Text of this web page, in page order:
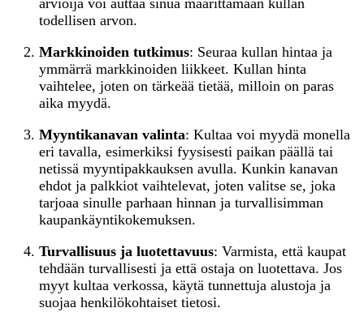
arvioija voi auttaa sinua määrittämään kullan
todellisen arvon.
Markkinoiden tutkimus: Seuraa kullan hintaa ja
ymmärrä markkinoiden liikkeet. Kullan hinta
vaihtelee, joten on tärkeää tietää, milloin on paras
aika myydä.
Myyntikanavan valinta: Kultaa voi myydä monella
eri tavalla, esimerkiksi fyysisesti paikan päällä tai
netissä myyntipakkauksen avulla. Kunkin kanavan
ehdot ja palkkiot vaihtelevat, joten valitse se, joka
tarjoaa sinulle parhaan hinnan ja turvallisimman
kaupankäyntikokemuksen.
Turvallisuus ja luotettavuus: Varmista, että kaupat
tehdään turvallisesti ja että ostaja on luotettava. Jos
myyt kultaa verkossa, käytä tunnettuja alustoja ja
suojaa henkilökohtaiset tietosi.